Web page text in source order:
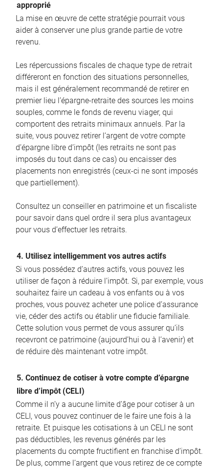
approprié
La mise en œuvre de cette stratégie pourrait vous
aider à conserver une plus grande partie de votre
revenu.
Les répercussions fiscales de chaque type de retrait
différeront en fonction des situations personnelles,
mais il est généralement recommandé de retirer en
premier lieu l’épargne-retraite des sources les moins
souples, comme le fonds de revenu viager, qui
comportent des retraits minimaux annuels. Par la
suite, vous pouvez retirer l’argent de votre compte
d’épargne libre d’impôt (les retraits ne sont pas
imposés du tout dans ce cas) ou encaisser des
placements non enregistrés (ceux-ci ne sont imposés
que partiellement).
Consultez un conseiller en patrimoine et un fiscaliste
pour savoir dans quel ordre il sera plus avantageux
pour vous d’effectuer les retraits.
4. Utilisez intelligemment vos autres actifs
Si vous possédez d’autres actifs, vous pouvez les
utiliser de façon à réduire l’impôt. Si, par exemple, vous
souhaitez faire un cadeau à vos enfants ou à vos
proches, vous pouvez acheter une police d’assurance
vie, céder des actifs ou établir une fiducie familiale.
Cette solution vous permet de vous assurer qu’ils
recevront ce patrimoine (aujourd’hui ou à l’avenir) et
de réduire dès maintenant votre impôt.
5. Continuez de cotiser à votre compte d’épargne
libre d’impôt (CELI)
Comme il n’y a aucune limite d’âge pour cotiser à un
CELI, vous pouvez continuer de le faire une fois à la
retraite. Et puisque les cotisations à un CELI ne sont
pas déductibles, les revenus générés par les
placements du compte fructifient en franchise d’impôt.
De plus, comme l’argent que vous retirez de ce compte